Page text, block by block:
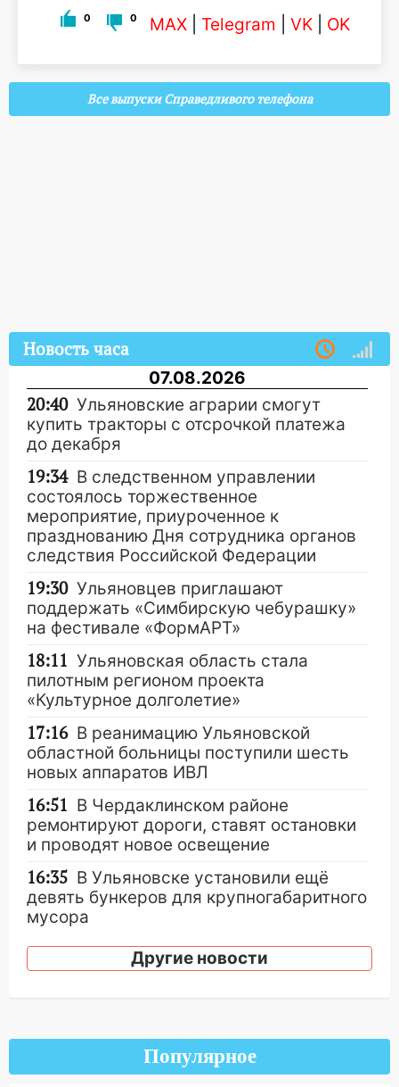
0 0 MAX Telegram VK OK
Все выпуски Справедливого телефона
Новость часа
07.08.2026
20:40 Ульяновские аграрии смогут
купить тракторы с отсрочкой платежа
до декабря
19:34 В следственном управлении
состоялось торжественное
мероприятие, приуроченное к
празднованию Дня сотрудника органов
следствия Российской Федерации
19:30 Ульяновцев приглашают
поддержать «Симбирскую чебурашку»
на фестивале «ФормАРТ»
18:11 Ульяновская область стала
пилотным регионом проекта
«Культурное долголетие»
17:16 В реанимацию Ульяновской
областной больницы поступили шесть
новых аппаратов ИВЛ
16:51 В Чердаклинском районе
ремонтируют дороги, ставят остановки
и проводят новое освещение
16:35 В Ульяновске установили ещё
девять бункеров для крупногабаритного
мусора
16:26 В Ульяновске бесплатно покажут
матч «Волги» под открытым небом
цифровой ПЦР
15:47 Ульяновцы могут вернуть деньги
Другие новости
Популярное